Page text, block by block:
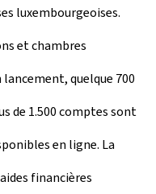
luxembourgeoises.
et chambres
quelque 700
de 1.500 comptes sont
en ligne. La
financières